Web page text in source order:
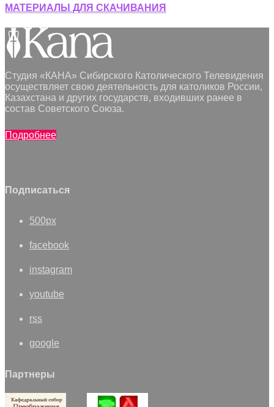
МАТЕРИАЛЫ ДЛЯ СКАЧИВАНИЯ
Студия «КАНА» Сибирского Католического Телевидения
осуществляет свою деятельность для католиков России,
Казахстана и других государств, входивших ранее в
состав Советского Союза.
Подробнее
Подписаться
500px
facebook
instagram
youtube
rss
google
Партнеры